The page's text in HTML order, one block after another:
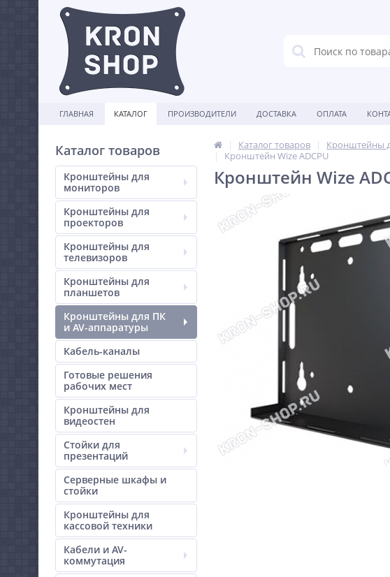
ГЛАВНАЯ КАТАЛОГ ПРОИЗВОДИТЕЛИ ДОСТАВКА ОПЛАТА
Каталог товаров
Кронштейны для
мониторов
Кронштейны для
проекторов
Кронштейны для
телевизоров
Кронштейны для
планшетов
Кронштейны для ПК
и AV-аппаратуры
Кабель-каналы
Готовые решения
рабочих мест
Кронштейны для
видеостен
Стойки для
презентаций
Серверные шкафы и
стойки
Кронштейны для
кассовой техники
Кабели и AV-
коммутация
Каталог товаров Кронштейны
Кронштейн Wize ADCPU
Кронштейн Wize